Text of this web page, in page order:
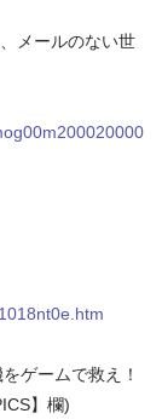
メールのない世
ゲームで救え！
】欄)